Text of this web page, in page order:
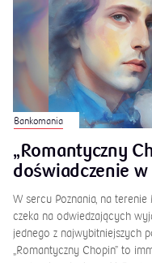
Bankomania
„Romantyczny
doświadczenie w
W sercu Poznania, na
czeka na odwiedzających
jednego z najwybitniejszych
„Romantyczny Chopin” to